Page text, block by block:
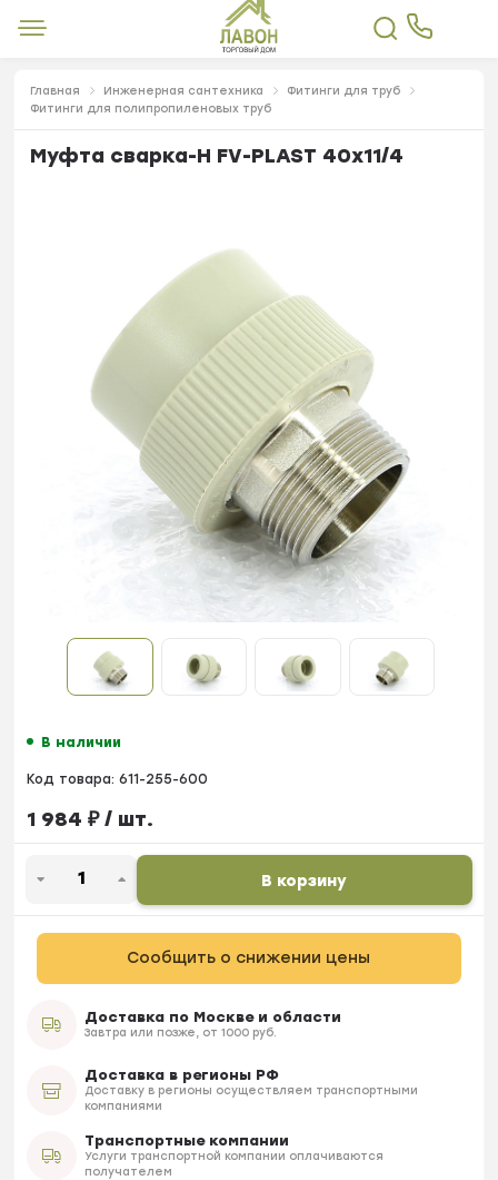
Главная Инженерная сантехника
Фитинги для труб
Фитинги для полипропиленовых труб
Муфта сварка-Н FV-PLAST 40х11/4
В наличии
Код товара: 611-255-600
1 984 ₽/ шт.
В корзину
Сообщить о снижении цены
Доставка по Москве и области
Завтра или позже, от 1000 руб.
Доставка в регионы РФ
Доставку в регионы осуществляем транспортными
компаниями
Транспортные компании
Услуги транспортной компании оплачиваются
получателем